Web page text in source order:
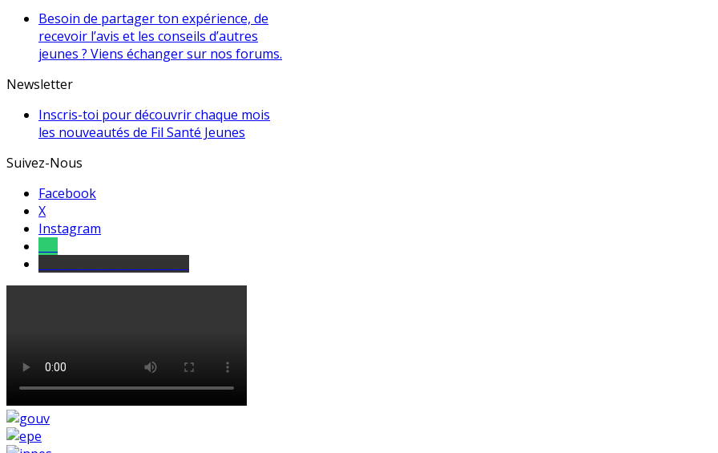
Besoin de partager ton expérience, de
recevoir l’avis et les conseils d’autres
jeunes ? Viens échanger sur nos forums.
Newsletter
Inscris-toi pour découvrir chaque mois
les nouveautés de Fil Santé Jeunes
Suivez-Nous
Facebook
X
Instagram